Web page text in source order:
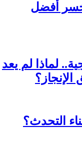
أفضل
لماذا لم يعد
الإنجاز؟
التحدث؟